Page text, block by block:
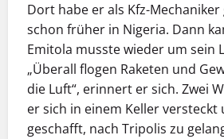
Dort habe er als Kfz-
schon früher in Nigeria. Dann
Emitola musste wieder um sein
„Überall flogen Raketen und
die Luft“, erinnert er sich. Zwei
er sich in einem Keller versteckt
geschafft, nach Tripolis zu